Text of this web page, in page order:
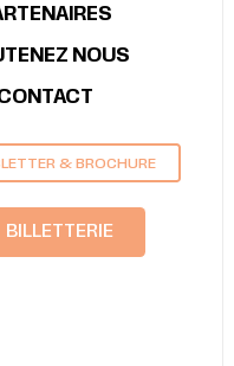
NOUS
& BROCHURE
BILLETTERIE